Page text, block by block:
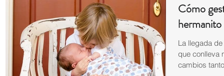
Cómo
hermanito
La llegada
que conlleva
cambios